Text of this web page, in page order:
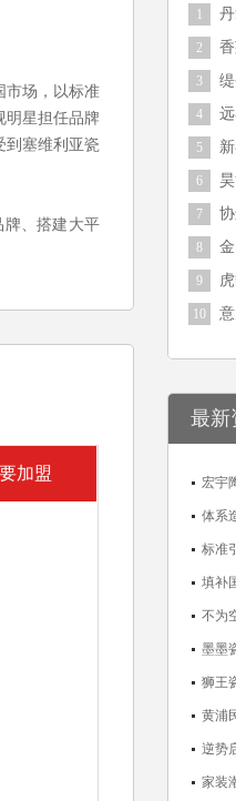
市场，以标准
明星担任品牌
到塞维利亚瓷
牌、搭建大平
加盟
1
2
3
4
5
6
7
8
9
10
最新
宏宇
阶
体系
布媒
标准
砖，
填补
标准
不为
解锁
墨墨
感与
狮王
相、
黄浦
适老
逆势
新升
家装